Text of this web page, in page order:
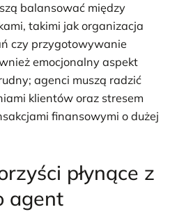
balansować między
takimi jak organizacja
czy przygotowywanie
emocjonalny aspekt
agenci muszą radzić
klientów oraz stresem
finansowymi o dużej
płynące z
agent